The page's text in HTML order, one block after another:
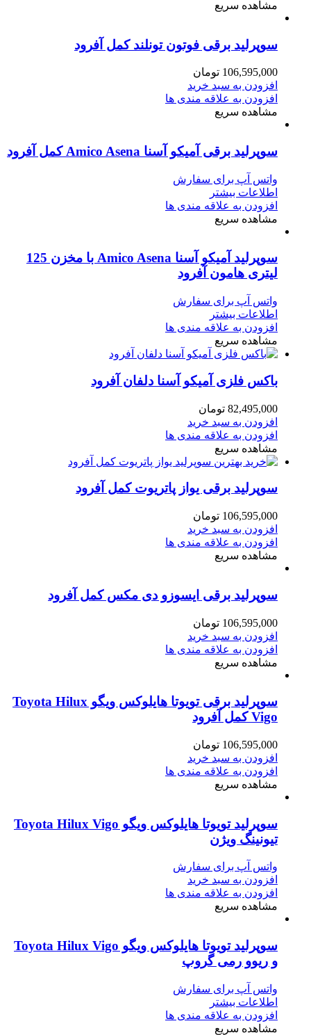
مشاهده سریع
سوپرلید برقی فوتون تونلند کمل آفرود
106,595,000 تومان
افزودن به سبد خرید
افزودن به علاقه مندی ها
مشاهده سریع
سوپرلید برقی آمیکو آسنا Amico Asena کمل آفرود
واتس آپ برای سفارش
اطلاعات بیشتر
افزودن به علاقه مندی ها
مشاهده سریع
سوپرلید آمیکو آسنا Amico Asena با مخزن 125
لیتری هامون آفرود
واتس آپ برای سفارش
اطلاعات بیشتر
افزودن به علاقه مندی ها
مشاهده سریع
باکس فلزی آمیکو آسنا دلفان آفرود
82,495,000 تومان
افزودن به سبد خرید
افزودن به علاقه مندی ها
مشاهده سریع
سوپرلید برقی یواز پاتریوت کمل آفرود
106,595,000 تومان
افزودن به سبد خرید
افزودن به علاقه مندی ها
مشاهده سریع
سوپرلید برقی ایسوزو دی مکس کمل آفرود
106,595,000 تومان
افزودن به سبد خرید
افزودن به علاقه مندی ها
مشاهده سریع
سوپرلید برقی تویوتا هایلوکس ویگو Toyota Hilux
Vigo کمل آفرود
106,595,000 تومان
افزودن به سبد خرید
افزودن به علاقه مندی ها
مشاهده سریع
سوپرلید تویوتا هایلوکس ویگو Toyota Hilux Vigo
تیونینگ ویژن
واتس آپ برای سفارش
افزودن به سبد خرید
افزودن به علاقه مندی ها
مشاهده سریع
سوپرلید تویوتا هایلوکس ویگو Toyota Hilux Vigo
و ریوو رمی گروپ
واتس آپ برای سفارش
اطلاعات بیشتر
افزودن به علاقه مندی ها
مشاهده سریع